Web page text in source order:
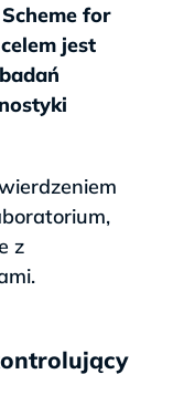
for
jest
z